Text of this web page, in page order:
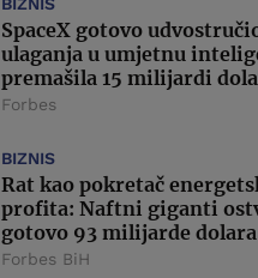
SpaceX gotovo
ulaganja u umjetnu
premašila 15 milijardi
Forbes
BIZNIS
Rat kao pokretač
profita: Naftni giganti
gotovo 93 milijarde
Forbes BiH